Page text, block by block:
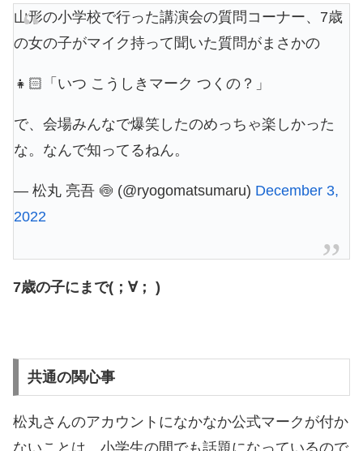
山形の小学校で行った講演会の質問コーナー、7歳
の女の子がマイク持って聞いた質問がまさかの
👧🏻「いつ こうしきマーク つくの？」
で、会場みんなで爆笑したのめっちゃ楽しかった
な。なんで知ってるねん。
— 松丸 亮吾 🍥 (@ryogomatsumaru) December 3,
2022
7歳の子にまで(；∀； )
共通の関心事
松丸さんのアカウントになかなか公式マークが付か